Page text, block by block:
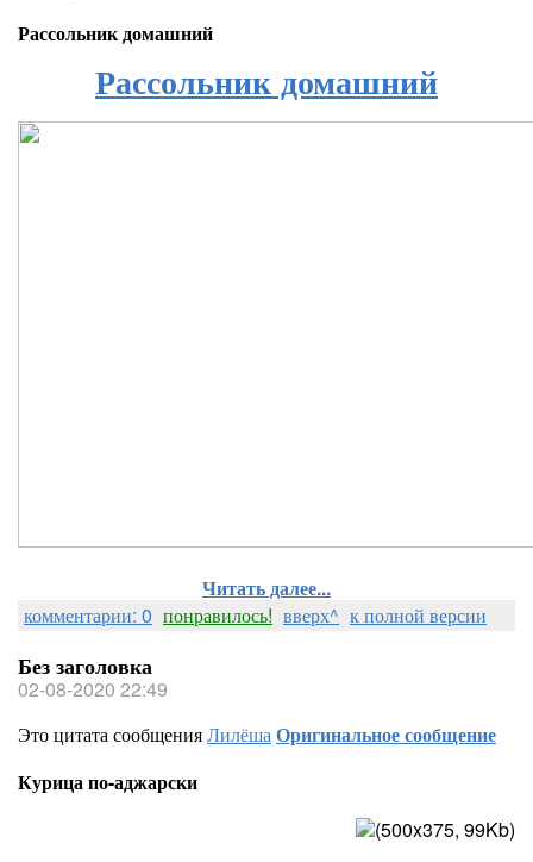
Рассольник домашний
Рассольник домашний
Читать далее...
комментарии: 0 понравилось! вверх^ к полной версии
Без заголовка
02-08-2020 22:49
Это цитата сообщенияЛилёшаОригинальное сообщение
Курица по-аджарски